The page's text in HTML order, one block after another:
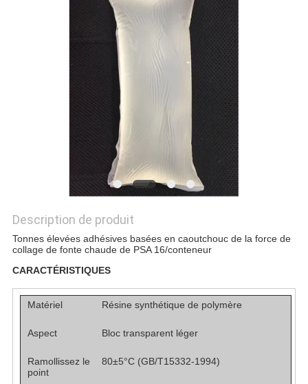
CONFIDENTIALITÉ
Description de produit
Tonnes élevées adhésives basées en caoutchouc de la force de
collage de fonte chaude de PSA 16/conteneur
CARACTÉRISTIQUES
Matériel Résine synthétique de polymère
Aspect Bloc transparent léger
Ramollissez le
point
80±5°C (GB/T15332-1994)